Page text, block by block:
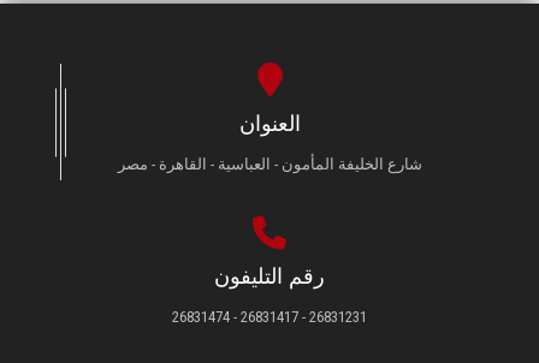
العنوان
شارع الخليفة المأمون - العباسية - القاهرة - مصر
رقم التليفون
26831231 - 26831417 - 26831474